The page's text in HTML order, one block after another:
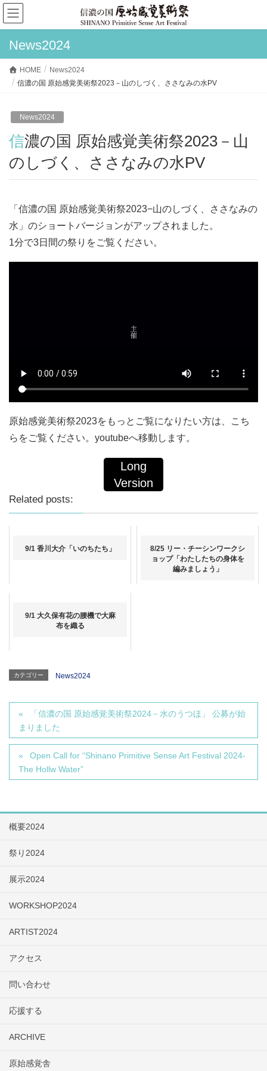
News2024
HOME
News2024
信濃の国 原始感覚美術祭2023－山のしづく、ささなみの水PV
News2024
信濃の国 原始感覚美術祭2023－山
のしづく、ささなみの水PV
「信濃の国 原始感覚美術祭2023−山のしづく、ささなみの
水」のショートバージョンがアップされました。
1分で3日間の祭りをご覧ください。
原始感覚美術祭2023をもっとご覧になりたい方は、こち
らをご覧ください。youtubeへ移動します。
Long
Version
Related posts:
9/1 香川大介「いのちたち」
8/25 リー・チーシンワークシ
ョップ「わたしたちの身体を
編みましょう」
9/1 大久保有花の腰機で大麻
布を織る
カテゴリー News2024
「信濃の国 原始感覚美術祭2024－水のうつほ」 公募が始
まりました
Open Call for “Shinano Primitive Sense Art Festival 2024-
The Hollw Water”
概要2024
祭り2024
展示2024
WORKSHOP2024
ARTIST2024
アクセス
問い合わせ
応援する
ARCHIVE
原始感覚舎